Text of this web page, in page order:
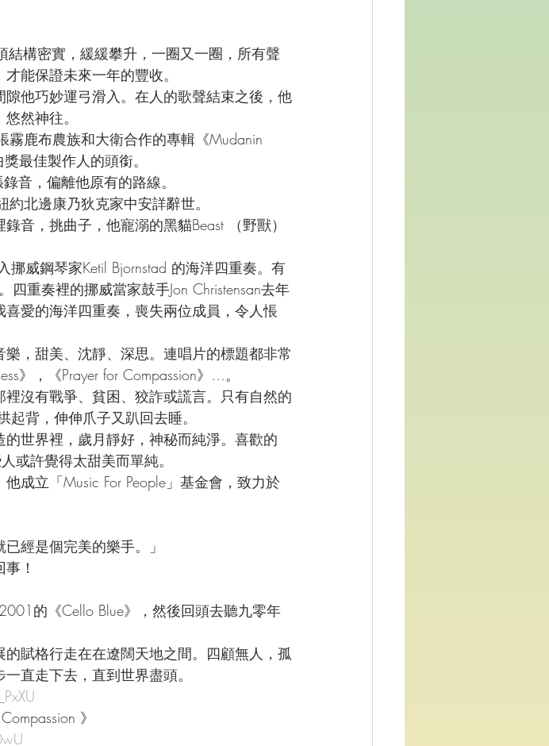
結構密實，緩緩攀升，一圈又一圈，所有聲
能保證未來一年的豐收。
他巧妙運弓滑入。在人的歌聲結束之後，他
然神往。
鹿布農族和大衛合作的專輯《Mudanin
最佳製作人的頭銜。
音，偏離他原有的路線。
北邊康乃狄克家中安詳辭世。
音，挑曲子，他寵溺的黑貓Beast （野獸）
威鋼琴家Ketil Bjornstad 的海洋四重奏。有
重奏裡的挪威當家鼓手Jon Christensan去年
愛的海洋四重奏，喪失兩位成員，令人悵
，甜美、沈靜、深思。連唱片的標題都非常
》，《Prayer for Compassion》…。
沒有戰爭、貧困、狡詐或謊言。只有自然的
背，伸伸爪子又趴回去睡。
世界裡，歲月靜好，神秘而純淨。喜歡的
或許覺得太甜美而單純。
成立「Music For People」基金會，致力於
經是個完美的樂手。」
！
的《Cello Blue》，然後回頭去聽九零年
賦格行走在在遼闊天地之間。四顧無人，孤
直走下去，直到世界盡頭。
》